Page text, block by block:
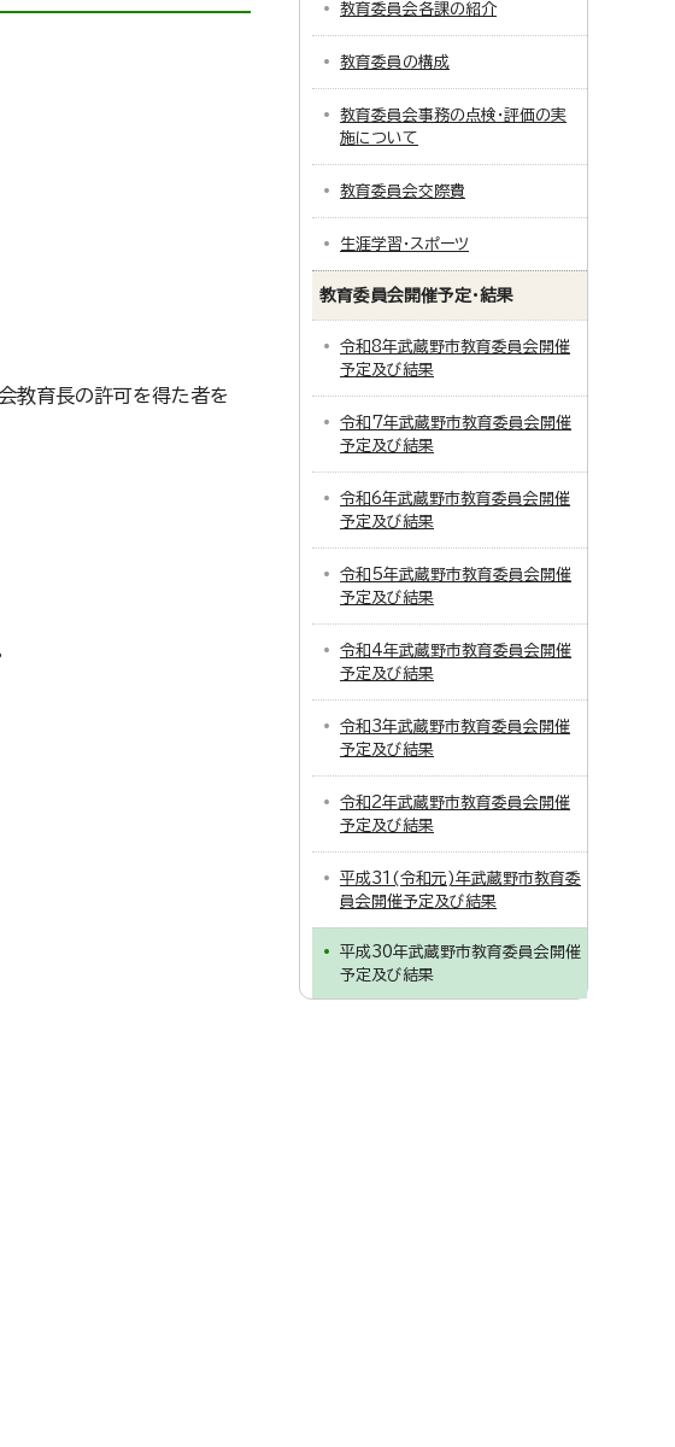
教育長の許可を得た者を
教育委員会各課の紹介
教育委員の構成
教育委員会事務の点検・評価の実
施について
教育委員会交際費
生涯学習・スポーツ
教育委員会開催予定・結果
令和8年武蔵野市教育委員会開催
予定及び結果
令和7年武蔵野市教育委員会開催
予定及び結果
令和6年武蔵野市教育委員会開催
予定及び結果
令和5年武蔵野市教育委員会開催
予定及び結果
令和4年武蔵野市教育委員会開催
予定及び結果
令和3年武蔵野市教育委員会開催
予定及び結果
令和2年武蔵野市教育委員会開催
予定及び結果
平成31(令和元)年武蔵野市教育委
員会開催予定及び結果
平成30年武蔵野市教育委員会開催
予定及び結果